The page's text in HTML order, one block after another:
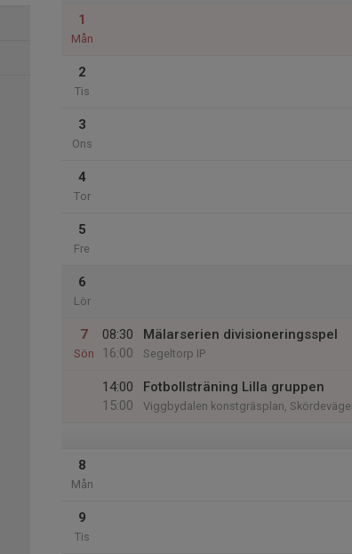
1
Mån
2
Tis
3
Ons
4
Tor
5
Fre
6
Lör
7
Sön
08:30
16:00
Mälarserien divisioneringsspel
Segeltorp IP
14:00
15:00
Fotbollsträning Lilla gruppen
Viggbydalen konstgräsplan,
8
Mån
9
Tis